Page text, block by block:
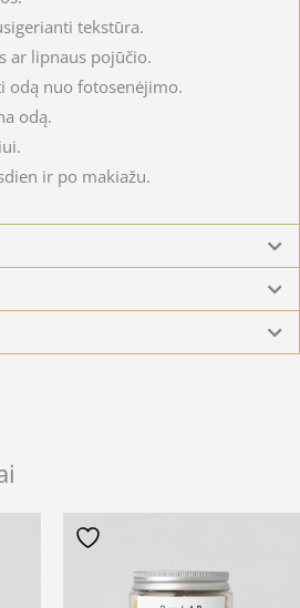
tekstūra.
ar lipnaus pojūčio.
odą nuo fotosenėjimo.
odą.
ir po makiažu.